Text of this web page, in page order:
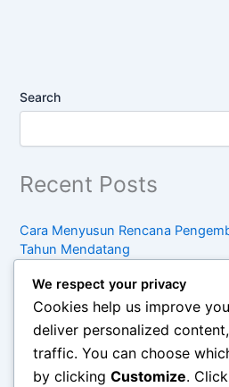
Search
Recent Posts
Cara Menyusun Rencana
Tahun Mendatang
Kebiasaan Sederhana untuk
di Tengah Kesibukan
Pentingnya Konsumsi Sadar
Belanja Modern
Cara Mengelola Waktu Antara
We respect your privacy
Cookies help us improve
deliver personalized
traffic. You can choose
by clicking Customize. Click